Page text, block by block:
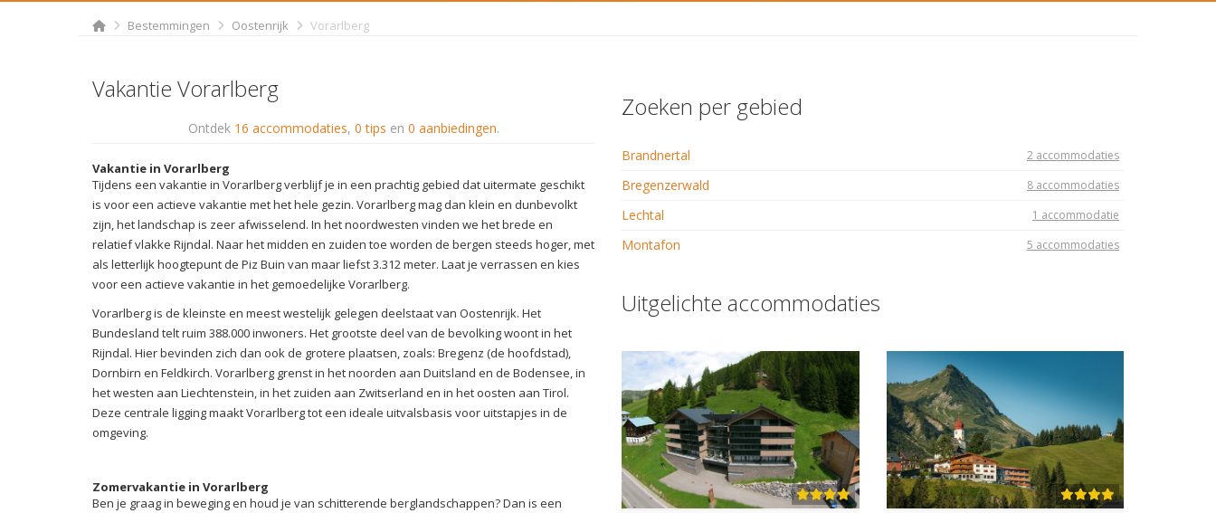
Bestemmingen Oostenrijk Vorarlberg
Vakantie Vorarlberg
Ontdek 16 accommodaties, 0 tips en 0 aanbiedingen.
Vakantie in Vorarlberg
Tijdens een vakantie in Vorarlberg verblijf je in een prachtig gebied dat uitermate geschikt
is voor een actieve vakantie met het hele gezin. Vorarlberg mag dan klein en dunbevolkt
zijn, het landschap is zeer afwisselend. In het noordwesten vinden we het brede en
relatief vlakke Rijndal. Naar het midden en zuiden toe worden de bergen steeds hoger, met
als letterlijk hoogtepunt de Piz Buin van maar liefst 3.312 meter. Laat je verrassen en kies
voor een actieve vakantie in het gemoedelijke Vorarlberg.
Vorarlberg is de kleinste en meest westelijk gelegen deelstaat van Oostenrijk. Het
Bundesland telt ruim 388.000 inwoners. Het grootste deel van de bevolking woont in het
Rijndal. Hier bevinden zich dan ook de grotere plaatsen, zoals: Bregenz (de hoofdstad),
Dornbirn en Feldkirch. Vorarlberg grenst in het noorden aan Duitsland en de Bodensee, in
het westen aan Liechtenstein, in het zuiden aan Zwitserland en in het oosten aan Tirol.
Deze centrale ligging maakt Vorarlberg tot een ideale uitvalsbasis voor uitstapjes in de
omgeving.
Zomervakantie in Vorarlberg
Ben je graag in beweging en houd je van schitterende berglandschappen? Dan is een
Zoeken per gebied
Brandnertal 2 accommodaties
Bregenzerwald 8 accommodaties
Lechtal 1 accommodatie
Montafon 5 accommodaties
Uitgelichte accommodaties